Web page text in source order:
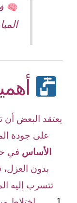
يعتقد البعض
على جودة
الأساس في
بدون
تتسرب إليه